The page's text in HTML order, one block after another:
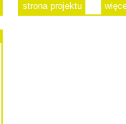
strona projektu